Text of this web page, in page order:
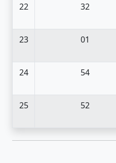
22 32
23 01
24 54
25 52